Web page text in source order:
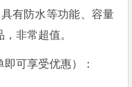
有防水等功能、容量
非常超值。
可享受优惠）：